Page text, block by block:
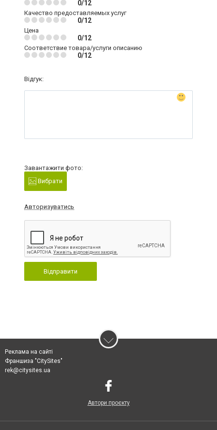
0/12
Качество предоставляемых услуг
0/12
Цена
0/12
Соответствие товара/услуги описанию
0/12
Відгук:
Завантажити фото:
Вибрати
Авторизуватись
Відправити
Реклама на сайті
Франшиза "CitySites"
rek@citysites.ua
Автори проєкту